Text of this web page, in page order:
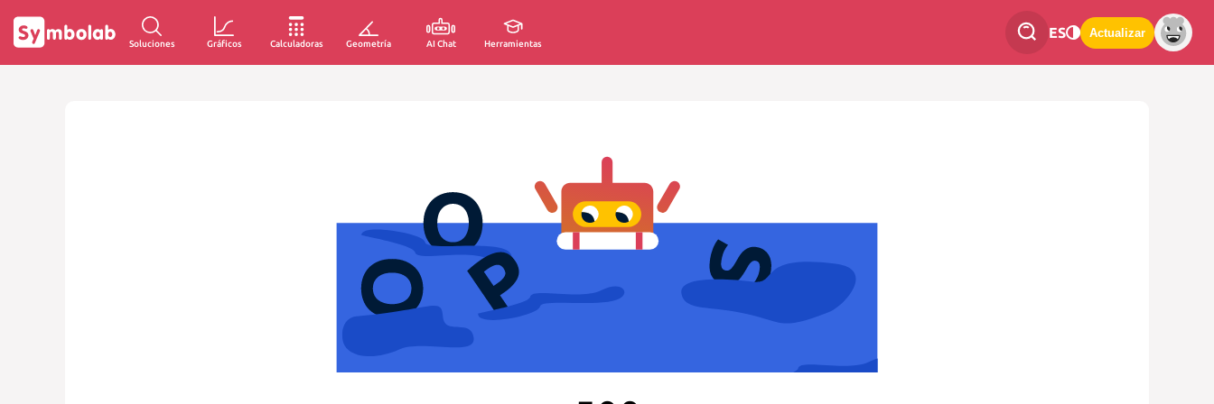
Soluciones Gráficos Calculadoras Geometría AI Chat Herramientas
ES Actualizar